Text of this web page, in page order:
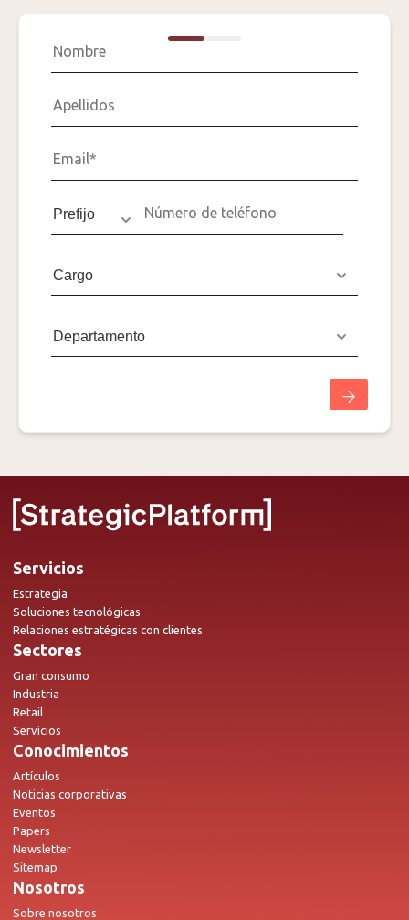
Servicios
Estrategia
Soluciones tecnológicas
Relaciones estratégicas con clientes
Sectores
Gran consumo
Industria
Retail
Servicios
Conocimientos
Artículos
Noticias corporativas
Eventos
Papers
Newsletter
Sitemap
Nosotros
Sobre nosotros